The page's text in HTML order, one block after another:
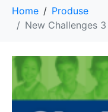
Home
Produse
New Challenges